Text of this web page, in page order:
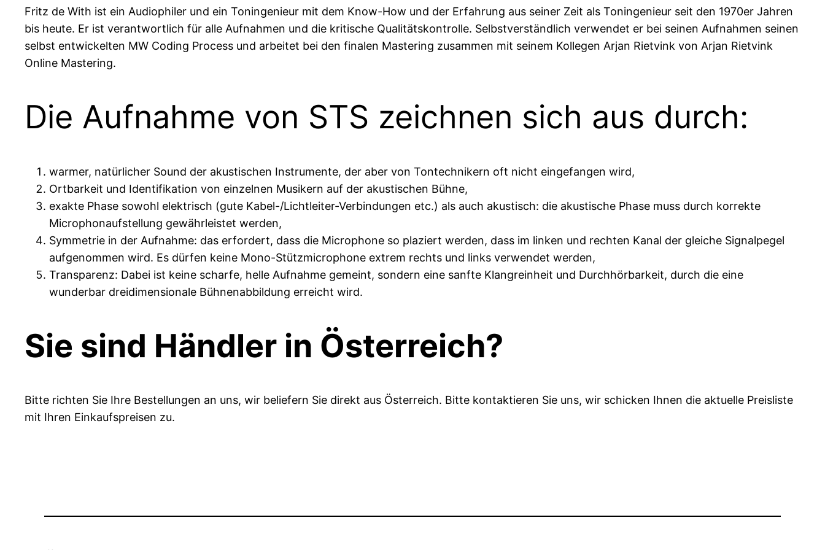
Fritz de With ist ein Audiophiler und ein Toningenieur mit dem Know-How und der Erfahrung aus seiner Zeit als Toningenieur seit den 1970er Jahren
bis heute. Er ist verantwortlich für alle Aufnahmen und die kritische Qualitätskontrolle. Selbstverständlich verwendet er bei seinen Aufnahmen seinen
selbst entwickelten MW Coding Process und arbeitet bei den finalen Mastering zusammen mit seinem Kollegen Arjan Rietvink von Arjan Rietvink
Online Mastering.
Die Aufnahme von STS zeichnen sich aus durch:
warmer, natürlicher Sound der akustischen Instrumente, der aber von Tontechnikern oft nicht eingefangen wird,
Ortbarkeit und Identifikation von einzelnen Musikern auf der akustischen Bühne,
exakte Phase sowohl elektrisch (gute Kabel-/Lichtleiter-Verbindungen etc.) als auch akustisch: die akustische Phase muss durch korrekte
Microphonaufstellung gewährleistet werden,
Symmetrie in der Aufnahme: das erfordert, dass die Microphone so plaziert werden, dass im linken und rechten Kanal der gleiche Signalpegel
aufgenommen wird. Es dürfen keine Mono-Stützmicrophone extrem rechts und links verwendet werden,
Transparenz: Dabei ist keine scharfe, helle Aufnahme gemeint, sondern eine sanfte Klangreinheit und Durchhörbarkeit, durch die eine
wunderbar dreidimensionale Bühnenabbildung erreicht wird.
Sie sind Händler in Österreich?
Bitte richten Sie Ihre Bestellungen an uns, wir beliefern Sie direkt aus Österreich. Bitte kontaktieren Sie uns, wir schicken Ihnen die aktuelle Preisliste
mit Ihren Einkaufspreisen zu.